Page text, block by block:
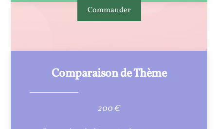
Commander
Comparaison de Thème
200 €